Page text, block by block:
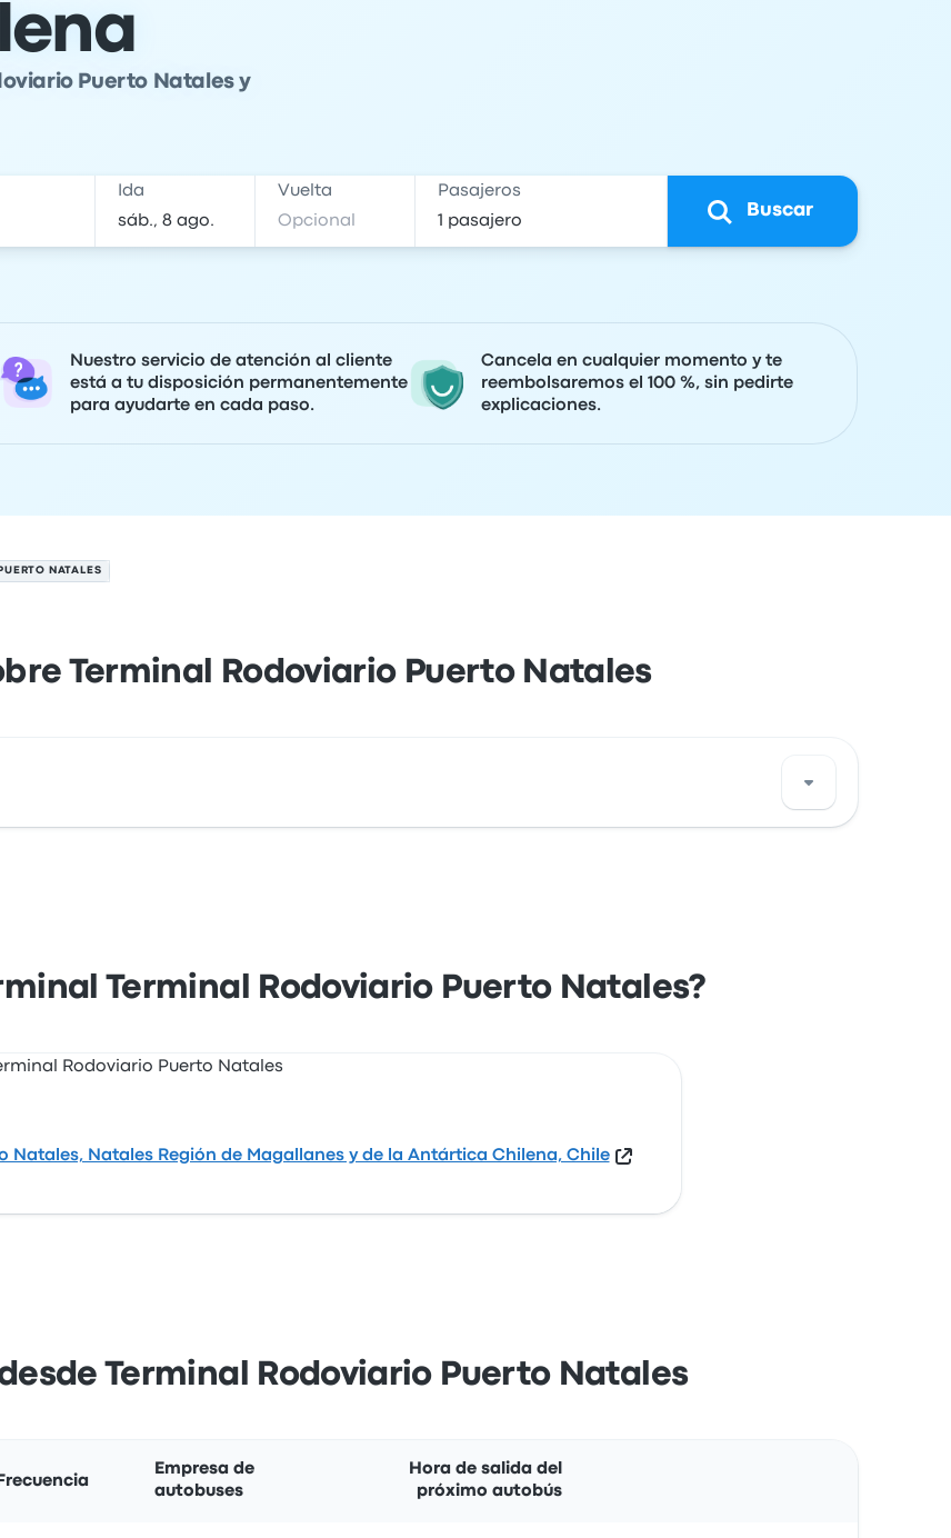
Puerto Natales y
Ida Vuelta Pasajeros
Buscar
Nuestro servicio de atención al cliente
está a tu disposición permanentemente
para ayudarte en cada paso.
Cancela en cualquier momento y te
reembolsaremos el 100 %, sin pedirte
explicaciones.
NATALES
Terminal Rodoviario Puerto Natales
Terminal Rodoviario Puerto Natales?
Natales, Natales Región de Magallanes y de la Antártica Chilena, Chile
Terminal Rodoviario Puerto Natales
Frecuencia
Empresa de
autobuses
Hora de salida del
próximo autobús